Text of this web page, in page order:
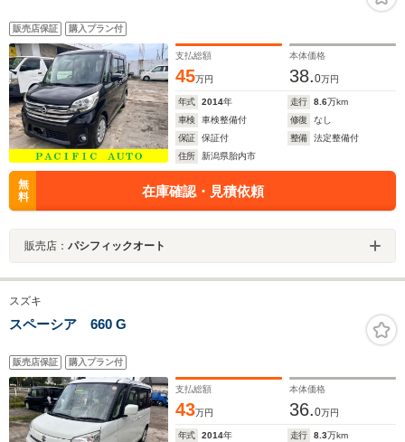
販売店保証 購入プラン付
支払総額
45万円
本体価格
38.0万円
年式 2014年 走行 8.6万km
車検
車検整備付 修復
なし
保証
保証付 整備
法定整備付
住所
新潟県胎内市
無
料
在庫確認・見積依頼
販売店： パシフィックオート
スズキ
スペーシア 660 G
販売店保証 購入プラン付
支払総額
43万円
本体価格
36.0万円
年式 2014年 走行 8.3万km